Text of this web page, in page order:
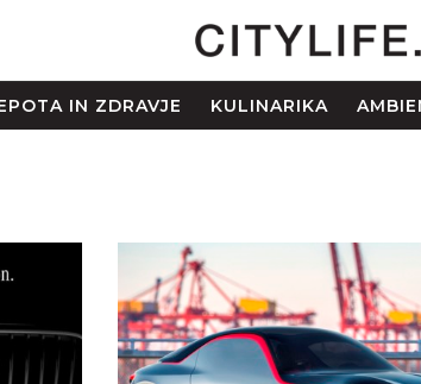
IN ZDRAVJE KULINARIKA